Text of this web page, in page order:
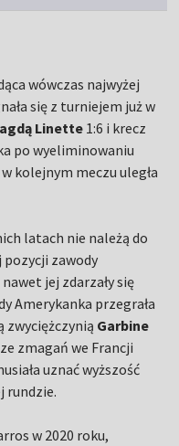
wówczas najwyżej
się z turniejem już w
Linette1:6 i krecz
po wyeliminowaniu
kolejnym meczu uległa
latach nie należą do
pozycji zawody
nawet jej zdarzały się
Amerykanka przegrała
zwyciężczynią Garbine
zmagań we Francji
uznać wyższość
rundzie.
w 2020 roku,